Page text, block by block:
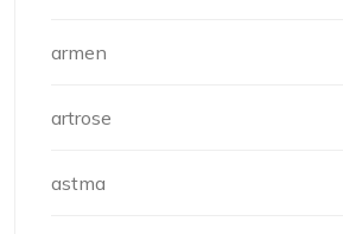
armen
artrose
astma